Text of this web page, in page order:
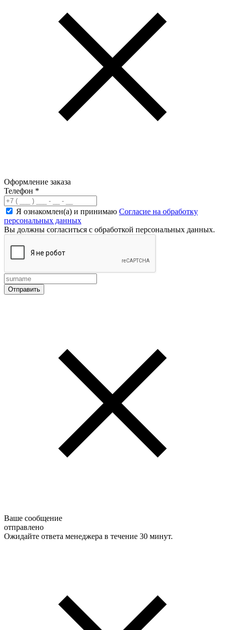
Оформление заказа
Телефон *
Я ознакомлен(а) и принимаю Согласие на обработку
персональных данных
Вы должны согласиться с обработкой персональных данных.
Ваше сообщение
отправлено
Ожидайте ответа менеджера в течение 30 минут.